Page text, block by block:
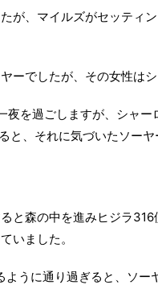
が、マイルズがセッティ
ーでしたが、その女性はシ
を過ごしますが、シャー
と、それに気づいたソー
と森の中を進みヒジラ316
いました。
うに通り過ぎると、ソー